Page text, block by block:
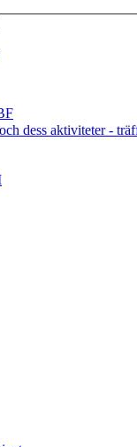
dess aktiviteter -